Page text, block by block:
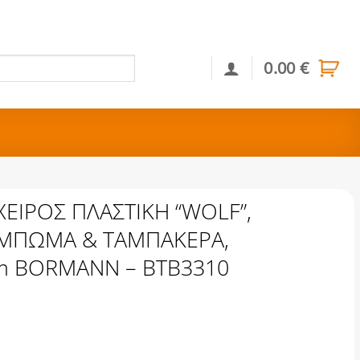
0.00€
ΠΛΑΣΤΙΚΗ “WOLF”,
& ΤΑΜΠΑΚΕΡΑ,
BORMANN – BTB3310